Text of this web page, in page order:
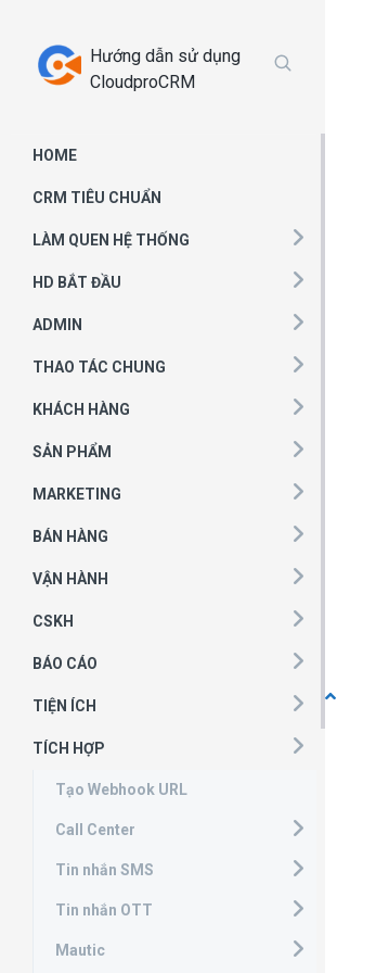
Hướng dẫn sử dụng
CloudproCRM
HOME
CRM TIÊU CHUẨN
LÀM QUEN HỆ THỐNG
HD BẮT ĐẦU
ADMIN
THAO TÁC CHUNG
KHÁCH HÀNG
SẢN PHẨM
MARKETING
BÁN HÀNG
VẬN HÀNH
CSKH
BÁO CÁO
TIỆN ÍCH
TÍCH HỢP
Tạo Webhook URL
Call Center
Tin nhắn SMS
Tin nhắn OTT
Mautic